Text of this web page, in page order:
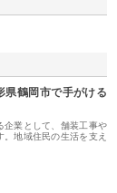
県鶴岡市で手がける
企業として、舗装工事や
地域住民の生活を支え